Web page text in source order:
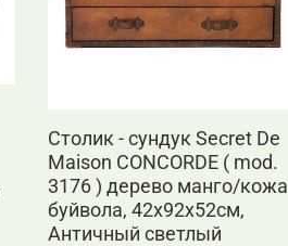
Столик - сундук Secret De
Maison CONCORDE ( mod.
3176 ) дерево манго/кожа
буйвола, 42х92х52см,
Античный светлый